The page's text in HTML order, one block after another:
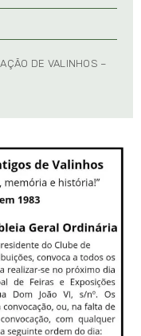
DE VALINHOS –